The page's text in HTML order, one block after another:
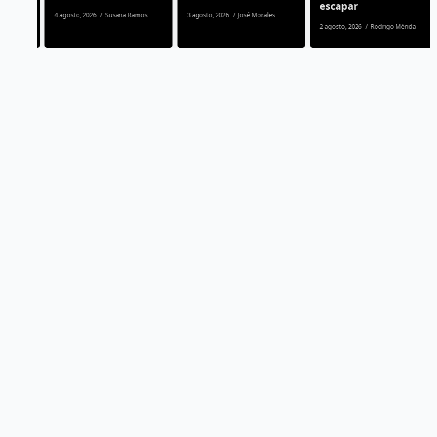
4 agosto, 2026 Susana Ramos 3 agosto, 2026 José Morales
escapar
2 agosto, 2026 Rodrigo Mérida